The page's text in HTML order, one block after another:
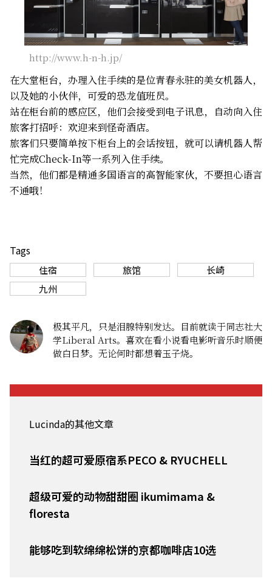
http://www.h-n-h.jp/
在大堂柜台，办理入住手续的是位青春永驻的美女机器人，
以及她的小伙伴，可爱的恐龙值班员。
站在柜台前的感应区，他们会接受到电子讯息，自动向入住
旅客打招呼：欢迎来到怪奇酒店。
旅客们只要简单按下柜台上的会话按钮，就可以请机器人帮
忙完成Check-In等一系列入住手续。
当然，他们都是精通多国语言的高智能家伙，不要担心语言
不通哦！
Tags
住宿 旅馆
长崎
九州
极其平凡，只是泪腺特别发达。目前就读于同志社大
学Liberal Arts。喜欢在看小说看电影听音乐时顺便
做白日梦。无论何时都想着玉子烧。
Lucinda的其他文章
当红的超可爱原宿​​系PECO & RYUCHELL
超级可爱的动物甜甜圈 ikumimama &
floresta
能够吃到软绵绵松饼的京都咖啡店10选